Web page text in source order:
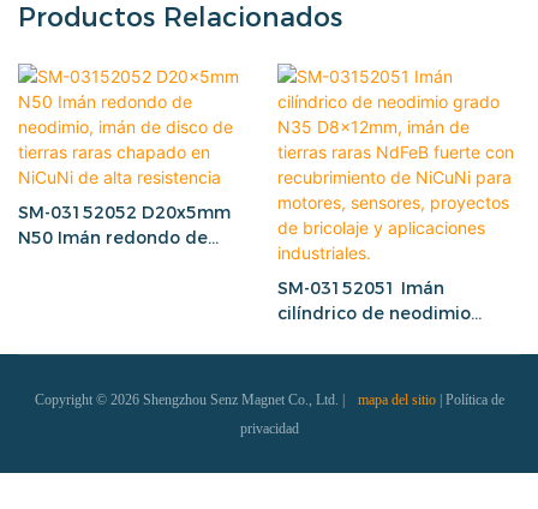
Productos Relacionados
SM-03152052 D20x5mm
N50 Imán redondo de
SM-03152051 Imán
cilíndrico de neodimio
de NiCuNi para motores,
sensores, proyectos de
Copyright © 2026 Shengzhou Senz Magnet Co., Ltd. | mapa del sitio Política de
privacidad